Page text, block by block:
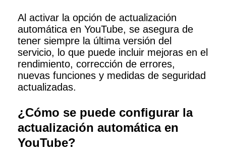
Al activar la opción de actualización
automática en YouTube, se asegura de
tener siempre la última versión del
servicio, lo que puede incluir mejoras en el
rendimiento, corrección de errores,
nuevas funciones y medidas de seguridad
actualizadas.
¿Cómo se puede configurar la
actualización automática en
YouTube?